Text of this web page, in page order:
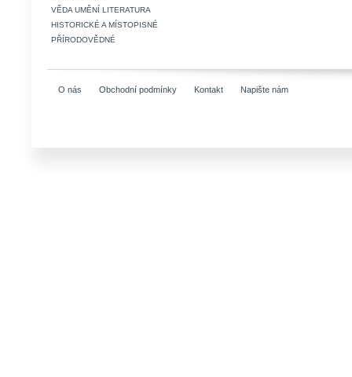
VĚDA UMĚNÍ LITERATURA
HISTORICKÉ A MÍSTOPISNÉ
PŘÍRODOVĚDNÉ
O nás Obchodní podmínky Kontakt Napište nám